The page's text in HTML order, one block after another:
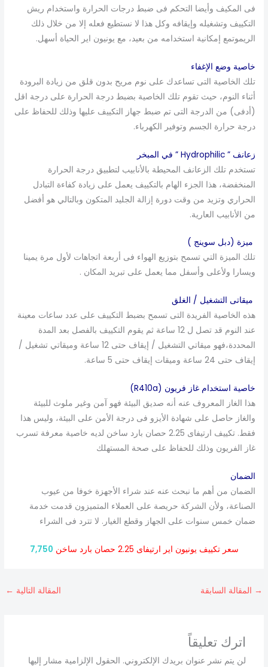
فى المكيف وأيضا التحكم فى ضبط درجات الحرارة واستخدام ريش
التكييف وتشغيله وإيقافه وكل هذا لا نستطيع فعله إلا من خلال ذلك
الريموتمع إمكانية استخدامه من بعيد، مع يونيون اير الحياة أسهل.
خاصية وضع الإغفاء
تلك الخاصية التى تساعدك على نوم مريح بدون قلق من زيادة البرودة
أثناء النوم، حيث تقوم تلك الخاصية بضبط درجة الحرارة على درجة اقل
(أدفى) من الدرجة التى تم ضبط جهاز التكييف عليها وذلك للحفاظ على
درجة حرارة الجسم وتوفير الكهرباء.
زعانف ” Hydrophilic ” في المبخر
تستخدم تلك الزعانف المحيطة بالأنابيب لتطبيق درجة الحرارة
المنخفضة، هذا الجزء الهام بالتكييف يعمل على زيادة كفاءة التبادل
الحراري وتزيد من وقت دورة إزالة الجليد المتكون وبالتالي هو أفضل
من الأنابيب العارية.
ميزة (دبل سوينج )
تلك الميزة التي تسمح بتوزيع الهواء فى أربعة اتجاهات لأول مرة يمينا
ويسارا ولأعلى وأسفل مما يعمل على تبريد المكان .
ميقاتى التشغيل / الغلق
هذه الخاصية الفريدة التى تسمح بضبط التكييف على عدد ساعات معينة
عند النوم قد تصل ل 12 ساعة ثم يقوم التكييف بالفصل بعد المدة
المحددة،فهو ميقاتي التشغيل / إيقاف حتى 12 ساعة وميقاتي تشغيل /
إيقاف حتى 24 ساعة وميقات إيقاف حتى 5 ساعة.
خاصية استخدام غاز فريون (R410a)
هذا الغاز المعروف عنه أنه صديق البيئة فهو آمن وغير ملوث للبيئة
والغاز حاصل على شهادة الأيزو فى درجة الأمن على البيئة، وليس هذا
فقط. تكييف ارتيفاى 2.25 حصان بارد ساخن لديه خاصية معرفة تسرب
غاز الفريون وذلك للحفاظ على صحة المستهلك
الضمان
الضمان من أهم ما نبحث عنه عند شراء الأجهزة خوفا من عيوب
الصناعة، ولأن الشركة حريصة على العملاء المتميزون قدمت خدمة
ضمان خمس سنوات على الجهاز وقطع الغيار. لا تترد فى الشراء
سعر تكييف يونيون اير ارتيفاى 2.25 حصان بارد ساخن 7,750
→ المقالة السابقة المقالة التالية ←
اترك تعليقاً
لن يتم نشر عنوان بريدك الإلكتروني. الحقول الإلزامية مشار إليها